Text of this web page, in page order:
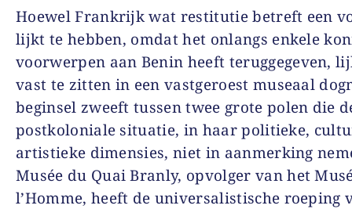
Hoewel Frankrijk wat restitutie betreft een
lijkt te hebben, omdat het onlangs enkele
voorwerpen aan Benin heeft teruggegeven,
vast te zitten in een vastgeroest museaal
beginsel zweeft tussen twee grote polen die
postkoloniale situatie, in haar politieke,
artistieke dimensies, niet in aanmerking
Musée du Quai Branly, opvolger van het
l’Homme, heeft de universalistische roeping